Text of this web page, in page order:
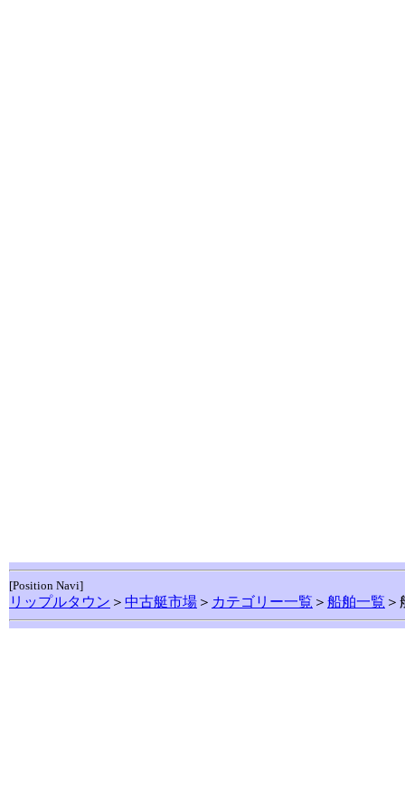
[Position Navi]
リップルタウン ＞ 中古艇市場 ＞ カテゴリー一覧 ＞ 船舶一覧 ＞